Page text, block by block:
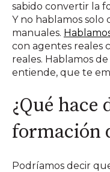
sabido convertir la
Y no hablamos solo
manuales.
con agentes reales
reales. Hablamos
entiende, que te
¿Qué hace
formación
Podríamos decir